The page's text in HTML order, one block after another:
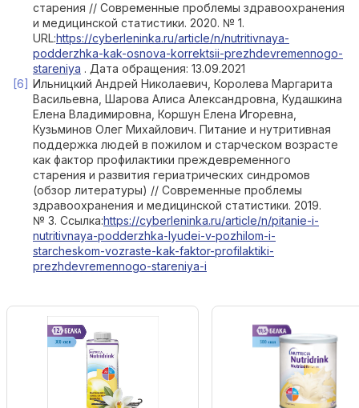
старения // Современные проблемы здравоохранения
и медицинской статистики. 2020. № 1.
URL:https://cyberleninka.ru/article/n/nutritivnaya-
podderzhka-kak-osnova-korrektsii-prezhdevremennogo-
stareniya . Дата обращения: 13.09.2021
Ильницкий Андрей Николаевич, Королева Маргарита
Васильевна, Шарова Алиса Александровна, Кудашкина
Елена Владимировна, Коршун Елена Игоревна,
Кузьминов Олег Михайлович. Питание и нутритивная
поддержка людей в пожилом и старческом возрасте
как фактор профилактики преждевременного
старения и развития гериатрических синдромов
(обзор литературы) // Современные проблемы
здравоохранения и медицинской статистики. 2019.
№ 3. Ссылка:https://cyberleninka.ru/article/n/pitanie-i-
nutritivnaya-podderzhka-lyudei-v-pozhilom-i-
starcheskom-vozraste-kak-faktor-profilaktiki-
prezhdevremennogo-stareniya-i